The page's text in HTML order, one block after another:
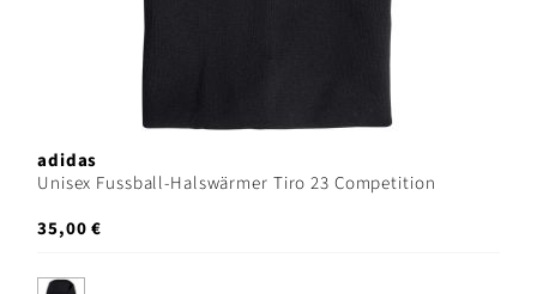
adidas
Unisex Fussball-Halswärmer Tiro 23 Competition
35,00 €